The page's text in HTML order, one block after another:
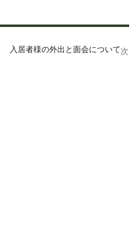
次
入居者様の外出と面会について